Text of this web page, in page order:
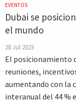
EVENTOS
Dubai se
el mundo
28 Jul 2023
El posicionamiento
reuniones,
aumentando con la
interanual del 44 %